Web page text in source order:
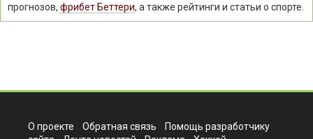
прогнозов, фрибет Беттери, а также рейтинги и статьи о спорте.
О проекте Обратная связь
Помощь разработчику